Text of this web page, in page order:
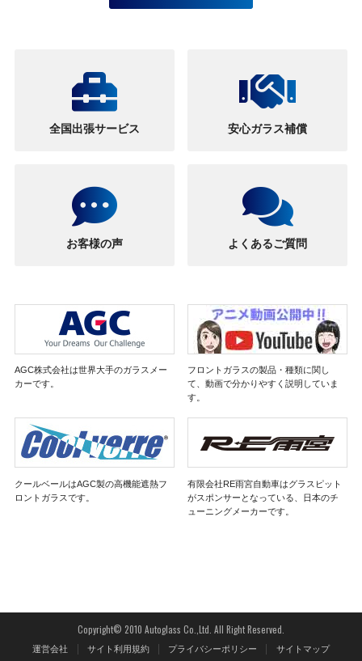
全国出張サービス 安心ガラス補償
お客様の声 よくあるご質問
AGC株式会社は世界大手のガラスメー
カーです。
フロントガラスの製品・種類に関し
て、動画で分かりやすく説明していま
す。
クールベールはAGC製の高機能遮熱フ
ロントガラスです。
有限会社RE雨宮自動車はグラスピット
がスポンサーとなっている、日本のチ
ューニングメーカーです。
Copyright© 2010 Autoglass Co.,Ltd. All Right Reserved.
運営会社 サイト利用規約 プライバシーポリシー サイトマップ